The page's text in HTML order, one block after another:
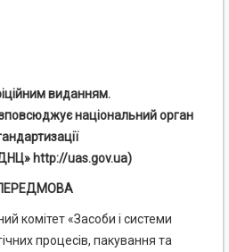
виданням.
національний орган
http://uas.gov.ua)
комітет «Засоби і системи
процесів, пакування та